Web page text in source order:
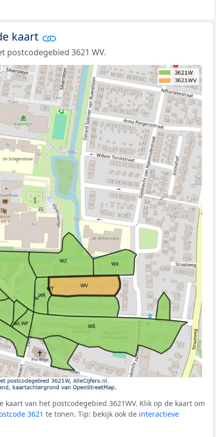
kaart
postcodegebied 3621 WV.
van het postcodegebied 3621WV. Klik op de kaart om
3621 te tonen. Tip: bekijk ook de interactieve